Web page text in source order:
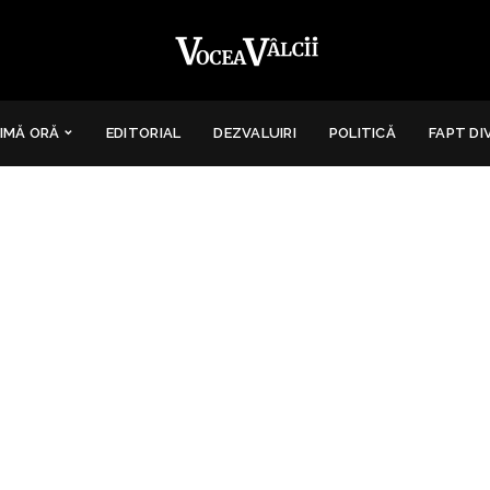
ORĂ EDITORIAL DEZVALUIRI POLITICĂ FAPT